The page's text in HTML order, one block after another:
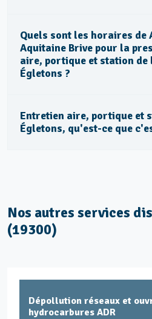
Quels sont les horaires de
Aquitaine Brive pour la
aire, portique et station de
Égletons ?
Entretien aire, portique et
Égletons, qu'est-ce que
Nos autres services
(19300)
Dépollution réseaux et
hydrocarbures ADR